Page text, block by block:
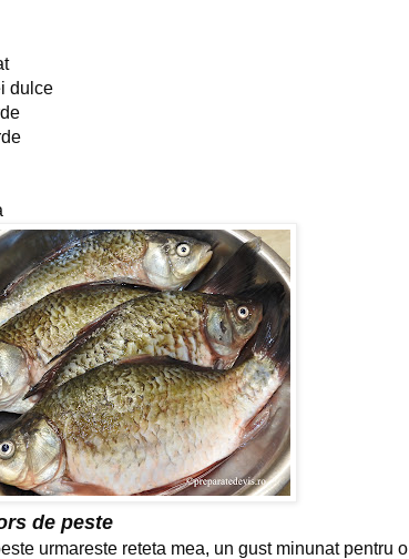
dulce
de peste
urmareste reteta mea, un gust minunat pentru o